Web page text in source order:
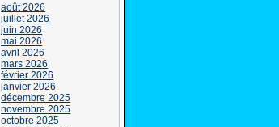
août 2026
juillet 2026
juin 2026
mai 2026
avril 2026
mars 2026
février 2026
janvier 2026
décembre 2025
novembre 2025
octobre 2025